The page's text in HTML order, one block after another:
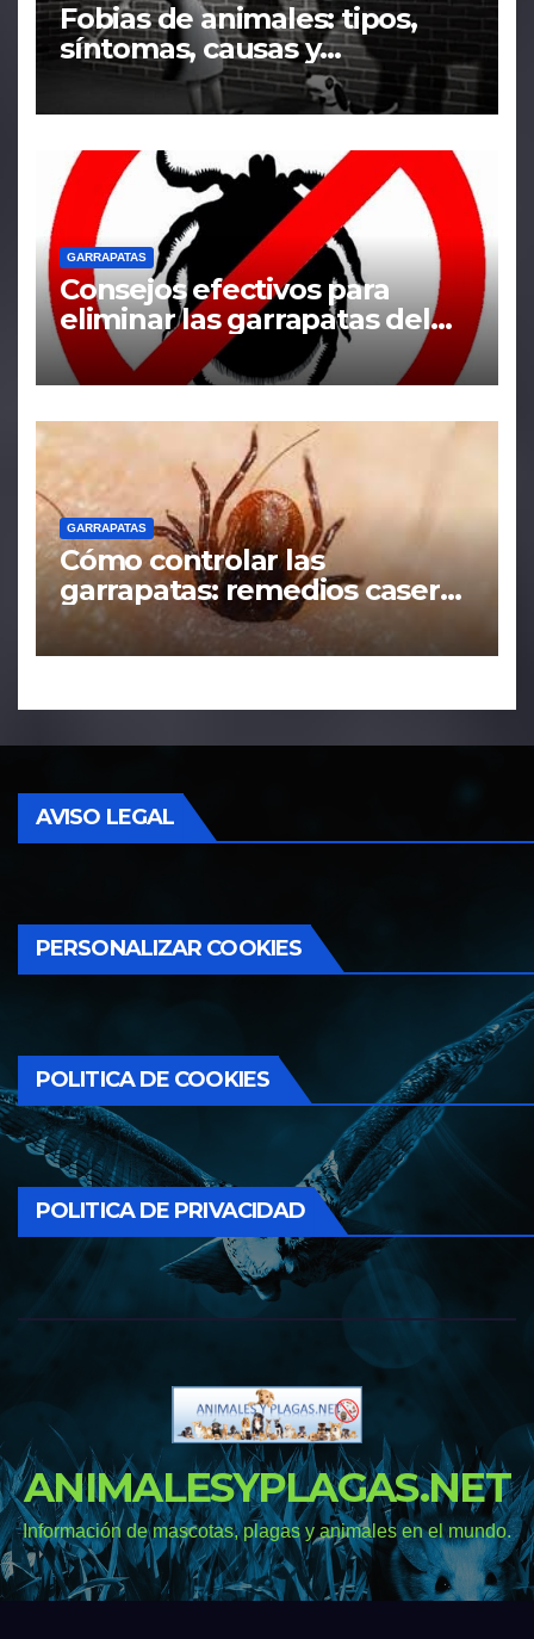
Fobias de animales: tipos,
síntomas, causas y
tratamiento
GARRAPATAS
Consejos efectivos para
eliminar las garrapatas del
hogar
GARRAPATAS
Cómo controlar las
garrapatas: remedios caseros
y tácticas efectivas
AVISO LEGAL
PERSONALIZAR COOKIES
POLITICA DE COOKIES
POLITICA DE PRIVACIDAD
ANIMALESYPLAGAS.NET
Información de mascotas, plagas y animales en el mundo.